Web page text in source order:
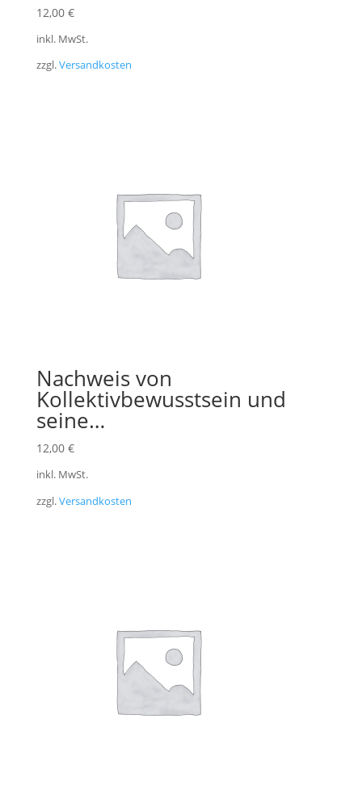
12,00 €
inkl. MwSt.
zzgl.Versandkosten
Nachweis von
Kollektivbewusstsein und
seine…
12,00 €
inkl. MwSt.
zzgl.Versandkosten